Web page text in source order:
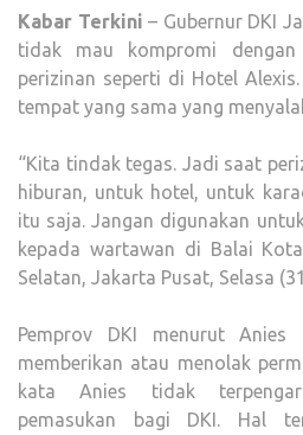
Kabar Terkini – Gubernur DKI
tidak mau kompromi dengan
perizinan seperti di Hotel
tempat yang sama yang
“Kita tindak tegas. Jadi saat
hiburan, untuk hotel, untuk
itu saja. Jangan digunakan
kepada wartawan di Balai
Selatan, Jakarta Pusat, Selasa
Pemprov DKI menurut Anies
memberikan atau menolak
kata Anies tidak
pemasukan bagi DKI. Hal